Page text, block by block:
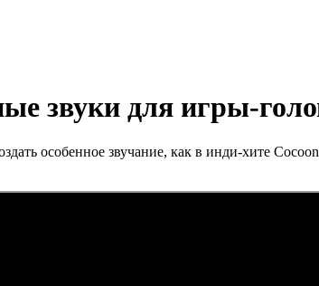
звуки для игры-
особенное звучание, как в инди-хите